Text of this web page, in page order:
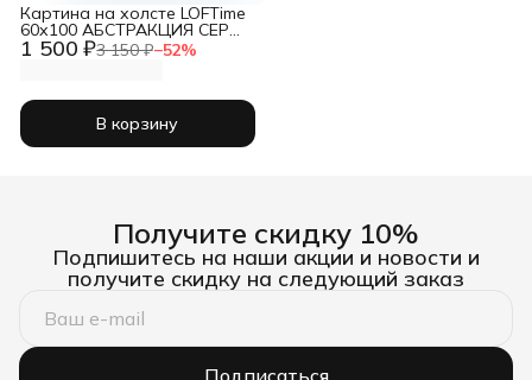
1 500 ₽3 150 ₽−52%
Картина на холсте LOFTime
60х100 АБСТРАКЦИЯ СЕР
ЗОЛ 7 КБ-589-60100
В корзину
Получите скидку 10%
Подпишитесь на наши акции и новости и
получите скидку на следующий заказ
Подписаться